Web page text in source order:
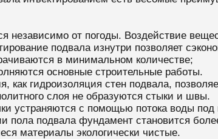
независимо от погоды. Воздействие
подвала изнутри позволяет
в минимальном количестве;
основные строительные работы.
как гидроизоляция стен подвала,
слоя не образуются стыки и швы.
устраняются с помощью потока воды
пола подвала фундамент становится
материалы экологически чистые.